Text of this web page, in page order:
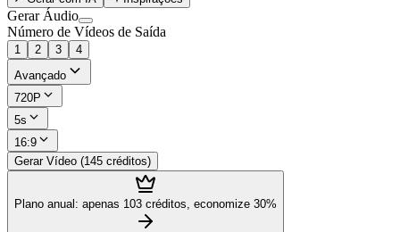
Gerar Áudio
Número de Vídeos de Saída
1 2 3
4
Avançado
720P
5s
16:9
Gerar Vídeo (145 créditos)
Plano anual: apenas 103 créditos, economize 30%